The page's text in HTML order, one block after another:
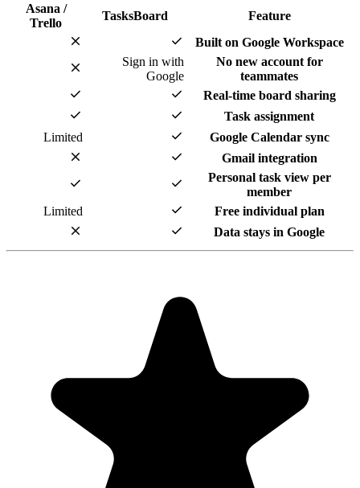
TasksBoard
Asana /
Trello
Built
check
close
Sign in with
Google
check
check
check
check
Limited
check
check
check
check
Limited
check
"Always have 101 things to do and
prioritize like no other app can. It syncs to
when I add dates to tasks, they
Google Calendar, which is immensely
daily, weekly, and monthly
clearly see how much I was able to